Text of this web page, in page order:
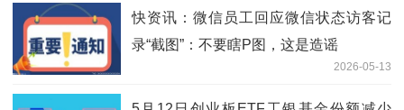
快资讯：微信员工回应微信状态访客记
录“截图”：不要瞎P图，这是造谣
2026-05-13